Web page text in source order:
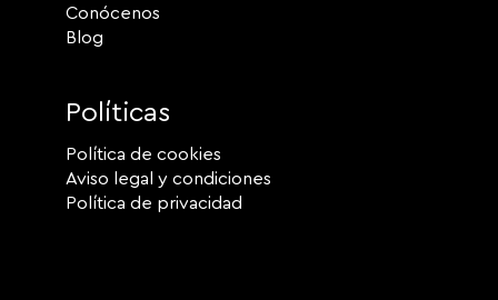
Conócenos
Blog
Políticas
Política de cookies
Aviso legal y condiciones
Política de privacidad